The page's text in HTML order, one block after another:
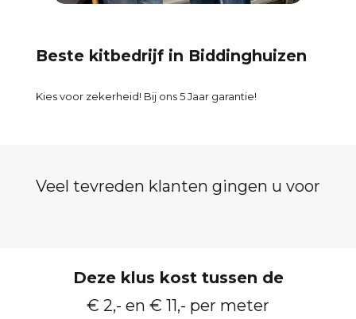
Beste kitbedrijf in Biddinghuizen
Kies voor zekerheid! Bij ons 5 Jaar garantie!
Veel tevreden klanten gingen u voor
Deze klus kost tussen de
€ 2,- en € 11,- per meter